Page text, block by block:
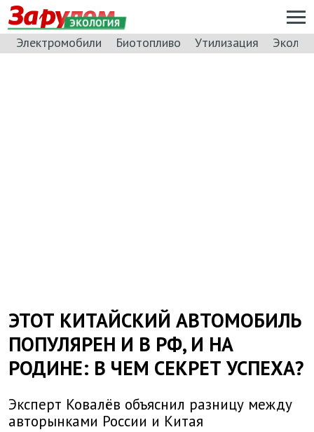
ЭКОЛОГИЯ
Электромобили Биотопливо Утилизация
ЭТОТ КИТАЙСКИЙ АВТОМОБИЛЬ
ПОПУЛЯРЕН И В РФ, И НА
РОДИНЕ: В ЧЕМ СЕКРЕТ УСПЕХА?
Эксперт Ковалёв объяснил разницу между
авторынками России и Китая